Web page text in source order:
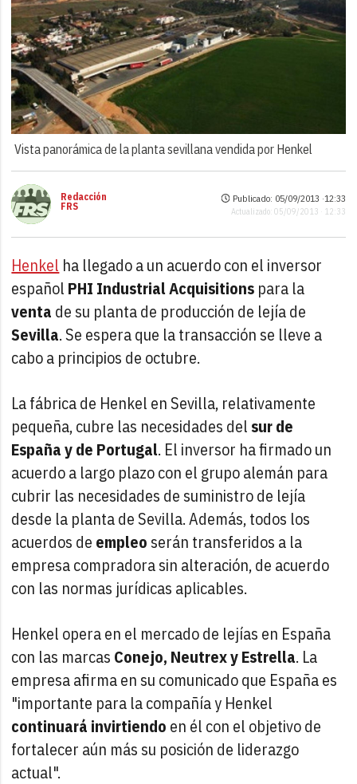
Vista panorámica de la planta sevillana vendida por Henkel
Redacción
FRS
Publicado: 05/09/2013 ·12:33
Actualizado: 05/09/2013 · 12:33
Henkel ha llegado a un acuerdo con el inversor
español PHI Industrial Acquisitions para la
venta de su planta de producción de lejía de
Sevilla. Se espera que la transacción se lleve a
cabo a principios de octubre.
La fábrica de Henkel en Sevilla, relativamente
pequeña, cubre las necesidades del sur de
España y de Portugal. El inversor ha firmado un
acuerdo a largo plazo con el grupo alemán para
cubrir las necesidades de suministro de lejía
desde la planta de Sevilla. Además, todos los
acuerdos de empleo serán transferidos a la
empresa compradora sin alteración, de acuerdo
con las normas jurídicas aplicables.
Henkel opera en el mercado de lejías en España
con las marcas Conejo, Neutrex y Estrella. La
empresa afirma en su comunicado que España es
"importante para la compañía y Henkel
continuará invirtiendo en él con el objetivo de
fortalecer aún más su posición de liderazgo
actual".